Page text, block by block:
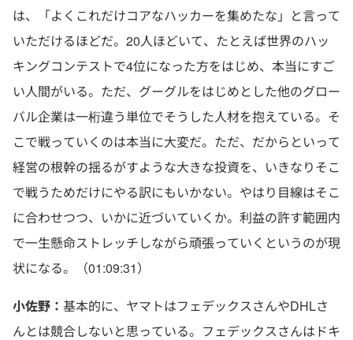
は、「よくこれだけコアなハッカーを集めたな」と言って
いただけるほどだ。20人ほどいて、たとえば世界のハッ
キングコンテストで4位になった方をはじめ、本当にすご
い人間がいる。ただ、グーグルをはじめとした他のグロー
バル企業は一桁違う単位でそうした人材を抱えている。そ
こで戦っていくのは本当に大変だ。ただ、だからといって
経営の根幹の揺るがすような大きな投資を、いきなりそこ
で戦うためだけにやる訳にもいかない。やはり目線はそこ
に合わせつつ、いかに近づいていくか。利益の許す範囲内
で一生懸命ストレッチしながら頑張っていくというのが現
状になる。（01:09:31）
小佐野： 基本的に、ヤマトはフェデックスさんやDHLさ
んとは競合しないと思っている。フェデックスさんはドキ